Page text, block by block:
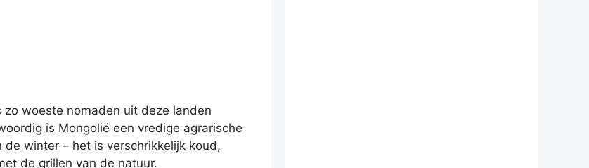
zo woeste nomaden uit deze landen
is Mongolië een vredige agrarische
winter – het is verschrikkelijk koud,
de grillen van de natuur.